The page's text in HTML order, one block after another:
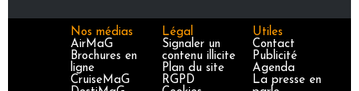
Nos médias
AirMaG
Brochures en
ligne
CruiseMaG
Légal
Signaler un
contenu illicite
Plan du site
RGPD
Utiles
Contact
Publicité
Agenda
La presse en